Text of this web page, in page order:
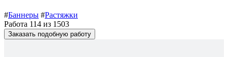
#Баннеры #Растяжки
Работа 114 из 1503
Заказать подобную работу